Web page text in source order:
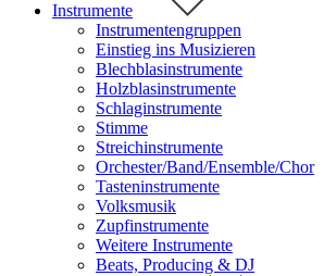
Instrumente
Instrumentengruppen
Einstieg ins Musizieren
Blechblasinstrumente
Holzblasinstrumente
Schlaginstrumente
Stimme
Streichinstrumente
Orchester/Band/Ensemble/Chor
Tasteninstrumente
Volksmusik
Zupfinstrumente
Weitere Instrumente
Beats, Producing & DJ